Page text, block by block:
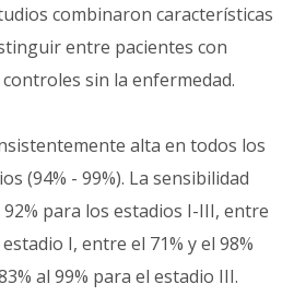
combinaron características
entre pacientes con
sin la enfermedad.
alta en todos los
(94% - 99%). La sensibilidad
para los estadios I-III, entre
I, entre el 71% y el 98%
al 99% para el estadio III.